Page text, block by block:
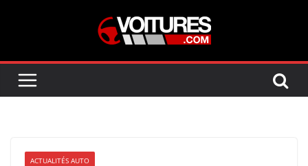
ACTUALITÉS AUTO